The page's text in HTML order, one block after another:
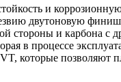
и коррозионную
двутоновую
стороны и карбона с
в процессе
которые позволяют